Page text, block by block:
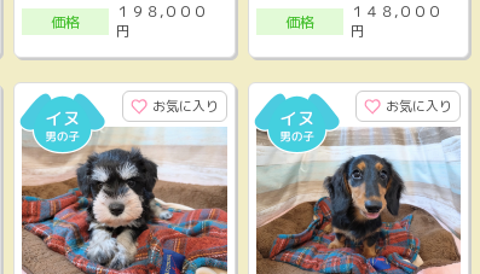
価格
１９８,０００
円
価格
１４８,０００
円
お気に入り お気に入り